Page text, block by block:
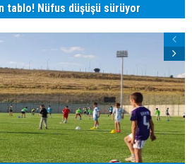
tablo! Nüfus düşüşü sürüyor